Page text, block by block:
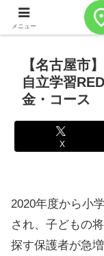
【名古屋市
自立学習
金・コース
X
2020年度から小
され、子どもの
探す保護者が急
メニュー